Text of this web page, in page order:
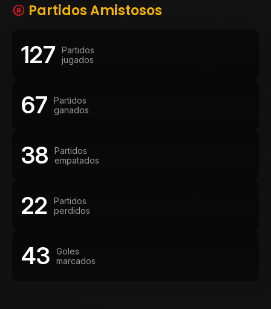
Partidos Amistosos
127
Partidos
jugados
67
Partidos
ganados
38
Partidos
empatados
22
Partidos
perdidos
43
Goles
marcados